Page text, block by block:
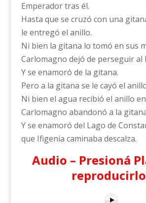
Emperador tras él.
Hasta que se cruzó con una
le entregó el anillo.
Ni bien la gitana lo tomó en sus
Carlomagno dejó de perseguir al
Y se enamoró de la gitana.
Pero a la gitana se le cayó el
Ni bien el agua recibió el anillo
Carlomagno abandonó a la
Y se enamoró del Lago de
que Ifigenia caminaba descalza.
Audio – Presioná